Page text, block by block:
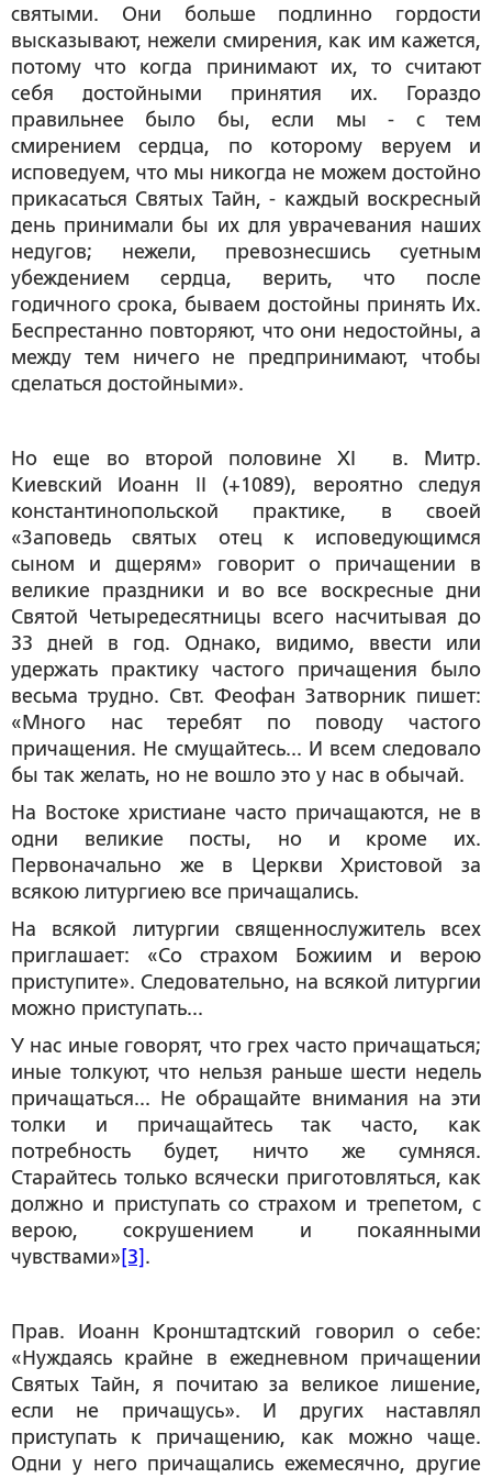
святыми. Они больше подлинно гордости
высказывают, нежели смирения, как им кажется,
потому что когда принимают их, то считают
себя достойными принятия их. Гораздо
правильнее было бы, если мы - с тем
смирением сердца, по которому веруем и
исповедуем, что мы никогда не можем достойно
прикасаться Святых Тайн, - каждый воскресный
день принимали бы их для уврачевания наших
недугов; нежели, превознесшись суетным
убеждением сердца, верить, что после
годичного срока, бываем достойны принять Их.
Беспрестанно повторяют, что они недостойны, а
между тем ничего не предпринимают, чтобы
сделаться достойными».
Но еще во второй половине ХI в. Митр.
Киевский Иоанн II (+1089), вероятно следуя
константинопольской практике, в своей
«Заповедь святых отец к исповедующимся
сыном и дщерям» говорит о причащении в
великие праздники и во все воскресные дни
Святой Четыредесятницы всего насчитывая до
33 дней в год. Однако, видимо, ввести или
удержать практику частого причащения было
весьма трудно. Свт. Феофан Затворник пишет:
«Много нас теребят по поводу частого
причащения. Не смущайтесь... И всем следовало
бы так желать, но не вошло это у нас в обычай.
На Востоке христиане часто причащаются, не в
одни великие посты, но и кроме их.
Первоначально же в Церкви Христовой за
всякою литургиею все причащались.
На всякой литургии священнослужитель всех
приглашает: «Со страхом Божиим и верою
приступите». Следовательно, на всякой литургии
можно приступать...
У нас иные говорят, что грех часто причащаться;
иные толкуют, что нельзя раньше шести недель
причащаться... Не обращайте внимания на эти
толки и причащайтесь так часто, как
потребность будет, ничто же сумняся.
Старайтесь только всячески приготовляться, как
должно и приступать со страхом и трепетом, с
верою, сокрушением и покаянными
чувствами» [3] .
Прав. Иоанн Кронштадтский говорил о себе:
«Нуждаясь крайне в ежедневном причащении
Святых Тайн, я почитаю за великое лишение,
если не причащусь». И других наставлял
приступать к причащению, как можно чаще.
Одни у него причащались ежемесячно, другие